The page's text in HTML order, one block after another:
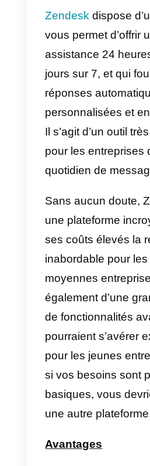
b) Coûts
accessibles
c) Facile à
d) Disponible
e) Peut être
Business
2)Zendesk
Il s’agit d’une
agents et
répond à une
besoins de ses
dispose
votre activité,
automatismes
d’assistance,